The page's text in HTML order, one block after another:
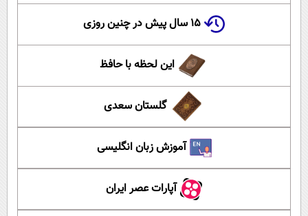
۱۵ سال پیش در چنین روزی
این لحظه با حافظ
گلستان سعدی
آموزش زبان انگلیسی
آپارات عصر ایران